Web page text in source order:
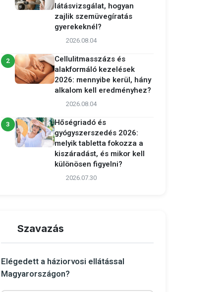
látásvizsgálat, hogyan
zajlik szemüvegíratás
gyerekeknél?
2026.08.04
2
Cellulitmasszázs és
alakformáló kezelések
2026: mennyibe kerül, hány
alkalom kell eredményhez?
2026.08.04
3
Hőségriadó és
gyógyszerszedés 2026:
melyik tabletta fokozza a
kiszáradást, és mikor kell
különösen figyelni?
2026.07.30
Szavazás
Elégedett a háziorvosi ellátással
Magyarországon?